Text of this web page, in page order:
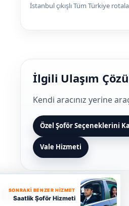
İstanbul çıkışlı Tüm Türkiye
İlgili Ulaşım
Kendi aracınız yerine
Özel Şoför Seçeneklerini
Vale Hizmeti
SONRAKI BENZER HIZMET
Saatlik Şoför Hizmeti S